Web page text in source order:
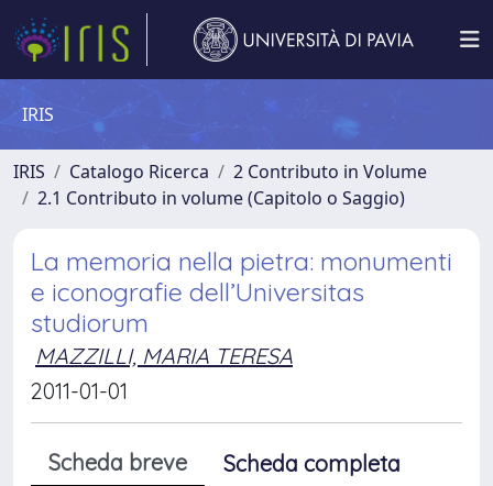
IRIS
IRIS Catalogo Ricerca
2 Contributo in Volume
2.1 Contributo in volume (Capitolo o Saggio)
La memoria nella pietra: monumenti
e iconografie dell’Universitas
studiorum
MAZZILLI, MARIA TERESA
2011-01-01
Scheda breve
Scheda completa